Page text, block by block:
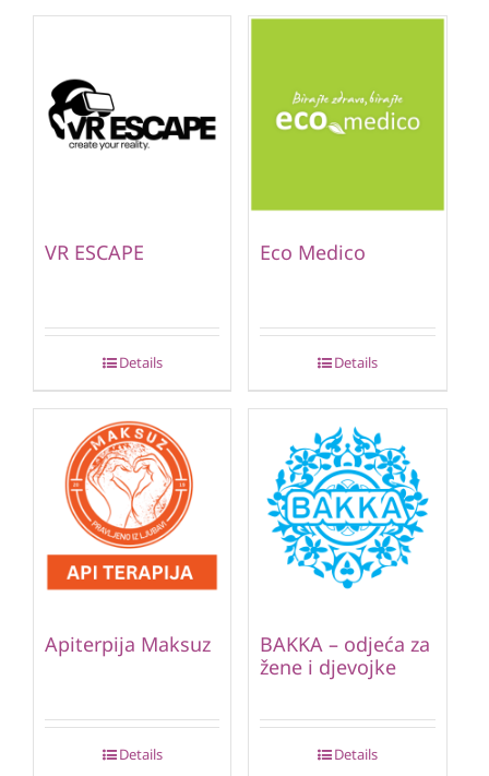
VR ESCAPE
Details
Eco Medico
Details
Apiterpija Maksuz
Details
BAKKA – odjeća za
žene i djevojke
Details